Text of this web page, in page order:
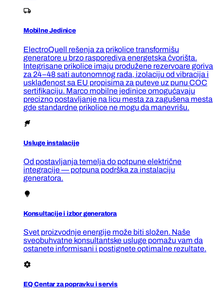
Mobilne Jedinice
ElectroQuell rešenja za prikolice transformišu
generatore u brzo rasporediva energetska čvorišta.
Integrisane prikolice imaju produžene rezervoare goriva
za 24–48 sati autonomnog rada, izolaciju od vibracija i
usklađenost sa EU propisima za puteve uz punu COC
sertifikaciju. Marco mobilne jedinice omogućavaju
precizno postavljanje na licu mesta za zagušena mesta
gde standardne prikolice ne mogu da manevrišu.
Usluge instalacije
Od postavljanja temelja do potpune električne
integracije — potpuna podrška za instalaciju
generatora.
Konsultacije i izbor generatora
Svet proizvodnje energije može biti složen. Naše
sveobuhvatne konsultantske usluge pomažu vam da
ostanete informisani i postignete optimalne rezultate.
EQ Centar za popravku i servis